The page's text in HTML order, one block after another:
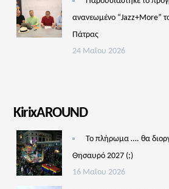
ανανεωμένο “Jazz+More”
Πάτρας
24 Μαΐου 2026
KirixAROUND
Το πλήρωμα …. θα
Θησαυρό 2027 (;)
16 Μαΐου 2026